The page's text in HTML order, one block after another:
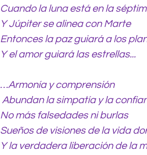
Cuando la luna está en la
Y Júpiter se alinea con Marte
Entonces la paz guiará a los
Y el amor guiará las estrellas...
…Armonía y comprensión
Abundan la simpatía y la
No más falsedades ni burlas
Sueños de visiones de la vida
Y la verdadera liberación de la